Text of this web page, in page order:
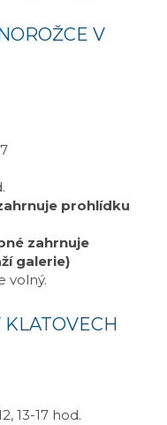
V
prohlídku
zahrnuje
galerie)
volný.
KLATOVECH
13-17 hod.